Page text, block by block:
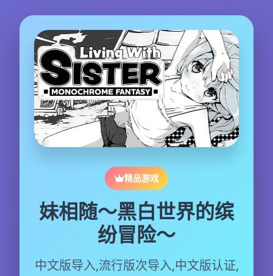
精品游戏
妹相随～黑白世界的缤
纷冒险～
中文版导入,流行版次导入,中文版认证,